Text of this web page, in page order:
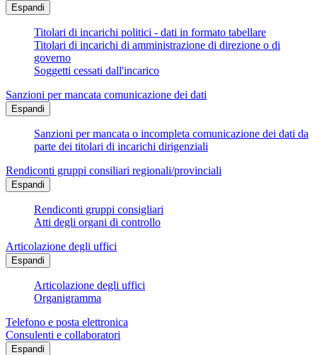
Espandi
Titolari di incarichi politici - dati in formato tabellare
Titolari di incarichi di amministrazione di direzione o di
governo
Soggetti cessati dall'incarico
Sanzioni per mancata comunicazione dei dati
Espandi
Sanzioni per mancata o incompleta comunicazione dei dati da
parte dei titolari di incarichi dirigenziali
Rendiconti gruppi consiliari regionali/provinciali
Espandi
Rendiconti gruppi consigliari
Atti degli organi di controllo
Articolazione degli uffici
Espandi
Articolazione degli uffici
Organigramma
Telefono e posta elettronica
Consulenti e collaboratori
Espandi